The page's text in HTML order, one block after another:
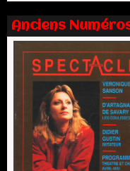
direction du Théâtre de
13/06/2026
Dispositif SACD
18/03/2026
Anciens